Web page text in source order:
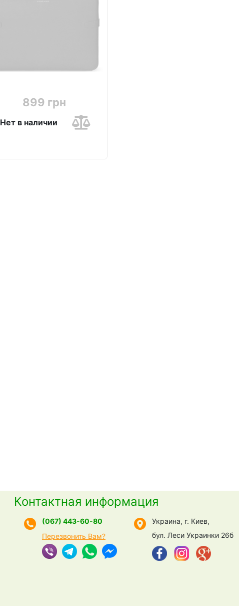
899 грн
Нет в наличии
Контактная информация
(067) 443-60-80
Перезвонить Вам?
Украина, г. Киев,
бул. Леси Украинки 26б